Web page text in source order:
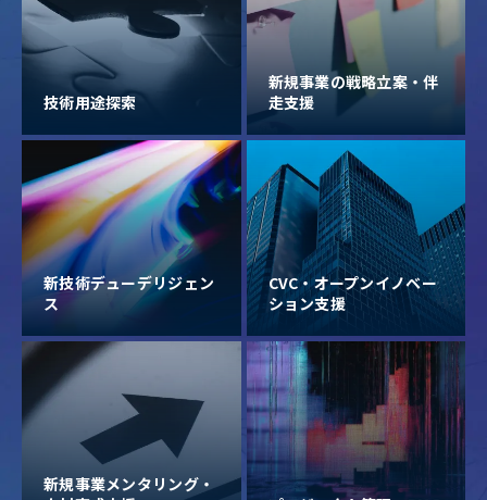
技術用途探索
新規事業の戦略立案・伴
走支援
新技術デューデリジェン
ス
CVC・オープンイノベー
ション支援
新規事業メンタリング・